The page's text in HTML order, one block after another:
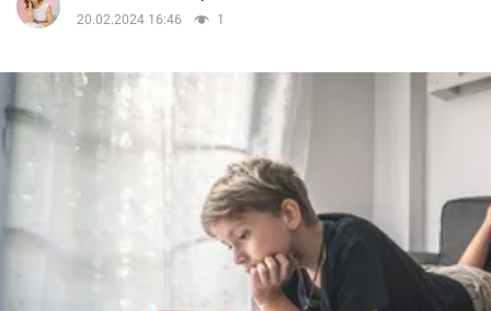
Polityka
Społeczeństwo
Wojna na Ukrainie
20.02.2024 16:46
1